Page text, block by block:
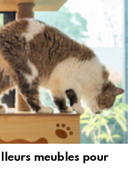
meubles pour